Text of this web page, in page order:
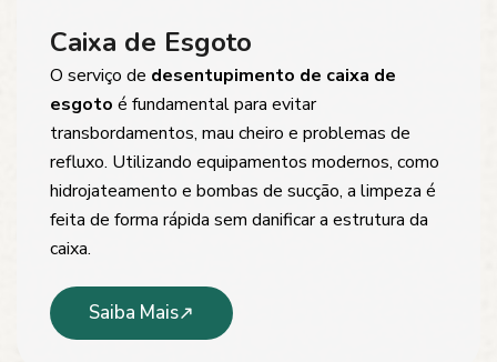
Caixa de Esgoto
O serviço de desentupimento de caixa de
esgoto é fundamental para evitar
transbordamentos, mau cheiro e problemas de
refluxo. Utilizando equipamentos modernos, como
hidrojateamento e bombas de sucção, a limpeza é
feita de forma rápida sem danificar a estrutura da
caixa.
Saiba Mais